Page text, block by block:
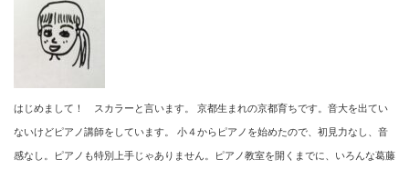
はじめまして！ スカラーと言います。 京都生まれの京都育ちです。音大を出てい
ないけどピアノ講師をしています。 小４からピアノを始めたので、初見力なし、音
感なし。ピアノも特別上手じゃありません。ピアノ教室を開くまでに、いろんな葛藤